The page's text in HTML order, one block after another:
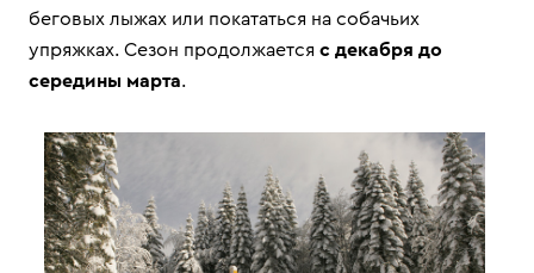
беговых лыжах или покататься на собачьих
упряжках. Сезон продолжается с декабря до
середины марта.